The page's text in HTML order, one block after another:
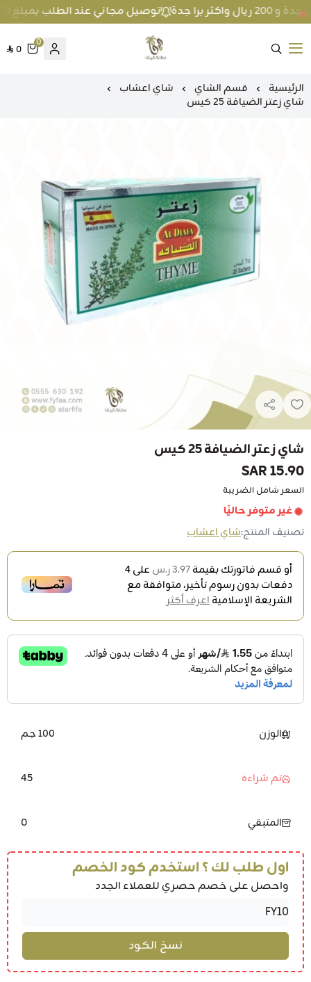
توصيل مجاني عند الطلب بمبلغ 100 ريال واكثر داخل جدة و 200 ريال واكثر برا جدة
متجر عطارة فيفا
0
0
الرئيسية قسم الشاي
شاي اعشاب
شاي زعتر الضيافة 25 كيس
شاي زعتر الضيافة 25 كيس
15.90 SAR
السعر شامل الضريبة
غير متوفر حاليًا
تصنيف المنتج:شاي اعشاب
أو قسم فاتورتك بقيمة3.97 ر.س على4
دفعات بدون رسوم تأخير، متوافقة مع
الشريعة الإسلاميةاعرف أكثر
الوزن 100 جم
تم شراءه 45
المتبقي 0
اول طلب لك ؟ استخدم كود الخصم
واحصل على خصم حصري للعملاء الجدد